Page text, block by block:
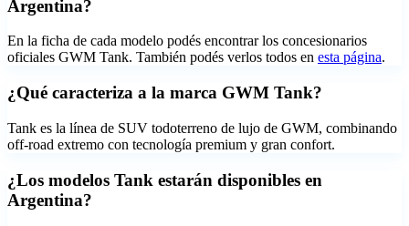
Argentina?
En la ficha de cada modelo podés encontrar los concesionarios
oficiales GWM Tank. También podés verlos todos en esta página.
¿Qué caracteriza a la marca GWM Tank?
Tank es la línea de SUV todoterreno de lujo de GWM, combinando
off-road extremo con tecnología premium y gran confort.
¿Los modelos Tank estarán disponibles en
Argentina?